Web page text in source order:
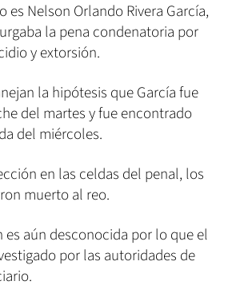
Nelson Orlando Rivera García,
la pena condenatoria por
y extorsión.
la hipótesis que García fue
del martes y fue encontrado
del miércoles.
en las celdas del penal, los
muerto al reo.
es aún desconocida por lo que el
por las autoridades de